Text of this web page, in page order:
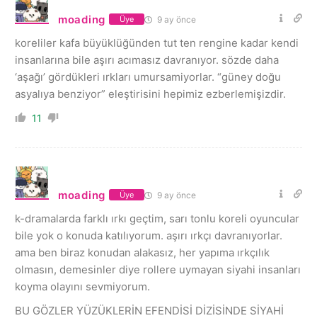
moading Üye 9 ay önce
koreliler kafa büyüklüğünden tut ten rengine kadar kendi
insanlarına bile aşırı acımasız davranıyor. sözde daha
‘aşağı’ gördükleri ırkları umursamiyorlar. “güney doğu
asyalıya benziyor” eleştirisini hepimiz ezberlemişizdir.
11
moading Üye 9 ay önce
k-dramalarda farklı ırkı geçtim, sarı tonlu koreli oyuncular
bile yok o konuda katılıyorum. aşırı ırkçı davranıyorlar.
ama ben biraz konudan alakasız, her yapıma ırkçılık
olmasın, demesinler diye rollere uymayan siyahi insanları
koyma olayını sevmiyorum.
BU GÖZLER YÜZÜKLERİN EFENDİSİ DİZİSİNDE SİYAHİ